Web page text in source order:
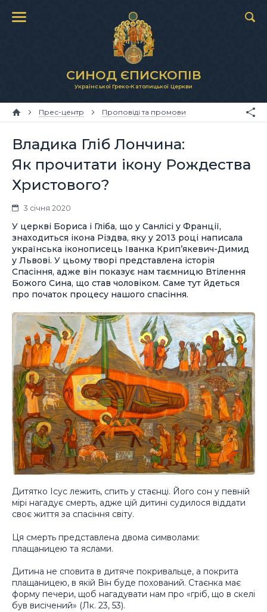
СИНОД ЄПИСКОПІВ
Української Греко-Католицької Церкви
Прес-центр Проповіді та промови
Владика Гліб Лончина:
Як прочитати ікону Рождества
Христового?
3 січня 2020
У церкві Бориса і Гліба, що у Санлісі у Франції,
знаходиться ікона Різдва, яку у 2013 році написала
українська іконописець Іванка Крип’якевич-Димид
у Львові. У цьому творі представлена історія
Спасіння, адже він показує нам таємницю Втілення
Божого Сина, що став чоловіком. Саме тут йдеться
про початок процесу нашого спасіння.
Дитятко Ісус лежить, спить у стаєнці. Його сон у певній
мірі нагадує смерть, адже цій дитині судилося віддати
своє життя за спасіння світу.
Ця смерть представлена двома символами:
плащаницею та яслами.
Дитина не сповита в дитяче покривальце, а покрита
плащаницею, в якій Він буде похований. Стаєнка має
форму печери, щоб нагадувати нам про «гріб, що в скелі
був висічений» (Лк. 23, 53).